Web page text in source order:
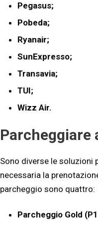
Pegasus;
Pobeda;
Ryanair;
SunExpresso;
Transavia;
TUI;
Wizz Air.
Parcheggiare
Sono diverse le soluzioni
necessaria la
parcheggio sono quattro:
Parcheggio Gold